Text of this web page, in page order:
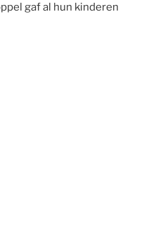
gaf al hun kinderen